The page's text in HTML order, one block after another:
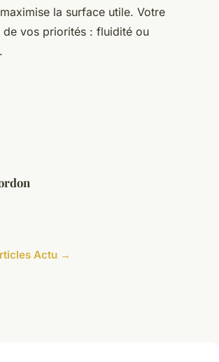
la surface utile. Votre
vos priorités : fluidité ou
Actu →